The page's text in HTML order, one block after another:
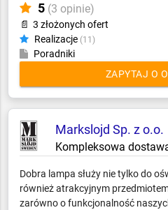
5 (3 opinie)
📄 3 złożonych ofert
Realizacje (11)
Poradniki
ZAPYTAJ O
Markslojd Sp. z o.o.
Kompleksowa
Dobra lampa służy nie tylko do
również atrakcyjnym
zarówno o funkcjonalność